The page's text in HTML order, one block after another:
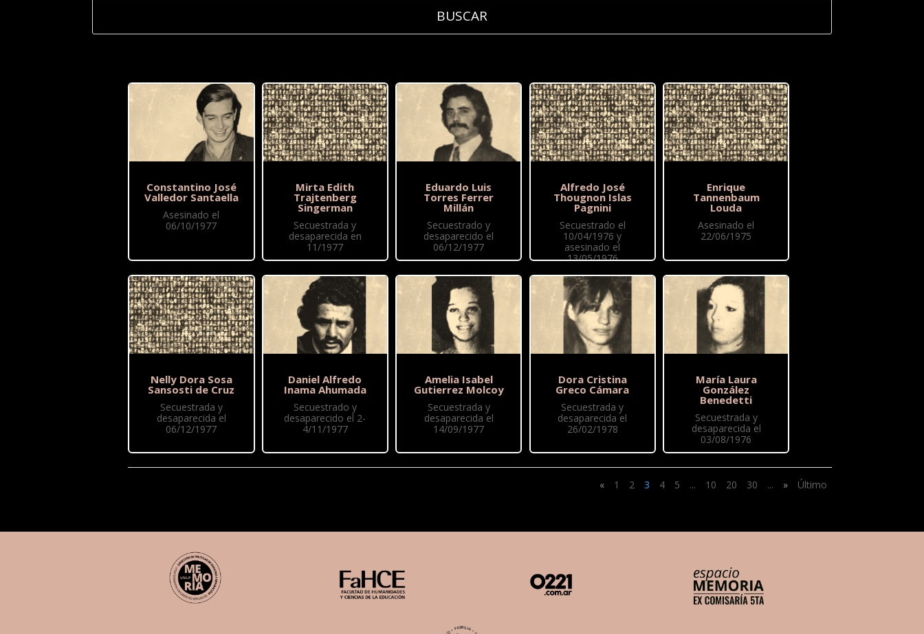
Constantino José
Valledor Santaella
Asesinado el
06/10/1977
Nelly Dora Sosa
Sansosti de Cruz
Secuestrada y
desaparecida el
06/12/1977
Mirta Edith
Trajtenberg
Singerman
Secuestrada y
desaparecida en
11/1977
Daniel Alfredo
Inama Ahumada
Secuestrado y
desaparecido el 2-
4/11/1977
Eduardo Luis
Torres Ferrer
Millán
Secuestrado y
desaparecido el
06/12/1977
Amelia Isabel
Gutierrez Molcoy
Secuestrada y
desaparecida el
14/09/1977
Alfredo José
Thougnon Islas
Pagnini
Secuestrado el
10/04/1976 y
asesinado el
13/05/1976
Dora Cristina
Greco Cámara
Secuestrada y
desaparecida el
26/02/1978
Enrique
Tannenbaum
Louda
Asesinado el
22/06/1975
María Laura
González
Benedetti
Secuestrada y
desaparecida el
03/08/1976
« 1 2 3 4 5 ... 10 20 30 ... » Último